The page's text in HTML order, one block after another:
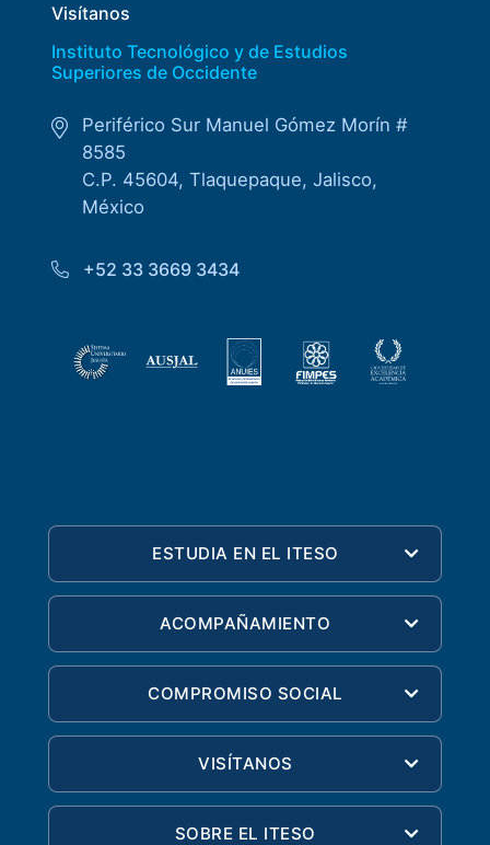
Visítanos
Instituto Tecnológico y de Estudios
Superiores de Occidente
Periférico Sur Manuel Gómez Morín #
8585
C.P. 45604, Tlaquepaque, Jalisco,
México
+52 33 3669 3434
ESTUDIA EN EL ITESO
ACOMPAÑAMIENTO
COMPROMISO SOCIAL
VISÍTANOS
SOBRE EL ITESO